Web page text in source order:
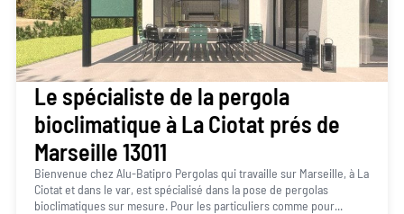
Le spécialiste de la pergola
bioclimatique à La Ciotat prés de
Marseille 13011
Bienvenue chez Alu-Batipro Pergolas qui travaille sur Marseille, à La
Ciotat et dans le var, est spécialisé dans la pose de pergolas
bioclimatiques sur mesure. Pour les particuliers comme pour...